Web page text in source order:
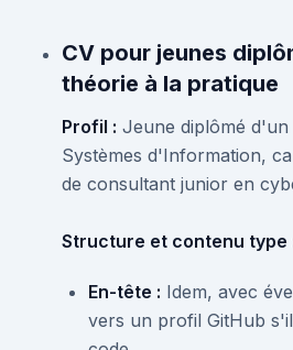
CV pour jeunes
théorie à la pratique
Profil : Jeune diplômé
Systèmes d'Information,
de consultant junior en
Structure et contenu type
En-tête : Idem, avec
vers un profil GitHub